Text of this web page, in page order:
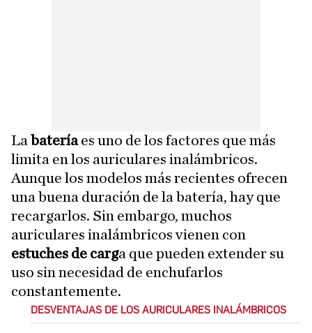
La bateríaes uno de los factores que más
limita en los auriculares inalámbricos.
Aunque los modelos más recientes ofrecen
una buena duración de la batería, hay que
recargarlos. Sin embargo, muchos
auriculares inalámbricos vienen con
estuches de carga que pueden extender su
uso sin necesidad de enchufarlos
constantemente.
DESVENTAJAS DE LOS AURICULARES INALÁMBRICOS